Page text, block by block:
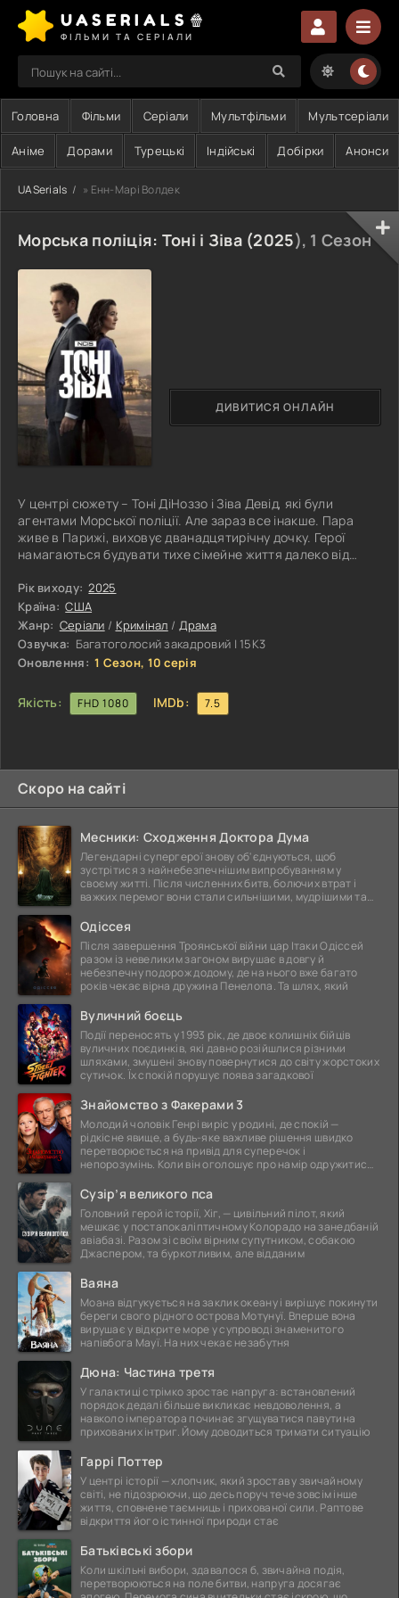
UASERIALS🍿
ФІЛЬМИ ТА СЕРІАЛИ
Головна Фільми Серіали Мультфільми Мультсеріали
Аніме Дорами Турецькі Індійські Добірки Анонси
UASerials » Енн-Марі Волдек
Морська поліція: Тоні і Зіва (2025), 1 Сезон
У центрі сюжету – Тоні ДіНоззо і Зіва Девід, які були
агентами Морської поліції. Але зараз все інакше. Пара
живе в Парижі, виховує дванадцятирічну дочку. Герої
намагаються будувати тихе сімейне життя далеко від
компанія Тоні опиняється в епіцентрі масштабної змови.
Фірму звинувачують у співпраці зі злочинними
структурами, а сім'я раптово стає мішенню для кілерів,
агентів і найманців. Змушені покинути дім і звичне життя,
герої змушені
Рік виходу: 2025
Країна: США
Жанр: Серіали / Кримінал / Драма
Озвучка: Багатоголосий закадровий | 15K3
Оновлення: 1 Сезон, 10 серія
Якість: FHD 1080 IMDb: 7.5
ДИВИТИСЯ ОНЛАЙН
Скоро на сайті
Месники: Сходження Доктора Дума
Легендарні супергерої знову об'єднуються, щоб
зустрітися з найнебезпечнішим випробуванням у
своєму житті. Після численних битв, болючих втрат і
важких перемог вони стали сильнішими, мудрішими та
Одіссея
Після завершення Троянської війни цар Ітаки Одіссей
разом із невеликим загоном вирушає в довгу й
небезпечну подорож додому, де на нього вже багато
років чекає вірна дружина Пенелопа. Та шлях, який
Вуличний боєць
Події переносять у 1993 рік, де двоє колишніх бійців
вуличних поєдинків, які давно розійшлися різними
шляхами, змушені знову повернутися до світу жорстоких
сутичок. Їх спокій порушує поява загадкової
Знайомство з Факерами 3
Молодий чоловік Генрі виріс у родині, де спокій —
рідкісне явище, а будь-яке важливе рішення швидко
перетворюється на привід для суперечок і
непорозумінь. Коли він оголошує про намір одружитися,
Сузір’я великого пса
Головний герой історії, Хіг, — цивільний пілот, який
мешкає у постапокаліптичному Колорадо на занедбаній
авіабазі. Разом зі своїм вірним супутником, собакою
Джаспером, та буркотливим, але відданим
Ваяна
Моана відгукується на заклик океану і вирішує покинути
береги свого рідного острова Мотунуї. Вперше вона
вирушає у відкрите море у супроводі знаменитого
напівбога Мауї. На них чекає незабутня
Дюна: Частина третя
У галактиці стрімко зростає напруга: встановлений
порядок дедалі більше викликає невдоволення, а
навколо імператора починає згущуватися павутина
прихованих інтриг. Йому доводиться тримати ситуацію
Гаррі Поттер
У центрі історії — хлопчик, який зростав у звичайному
світі, не підозрюючи, що десь поруч тече зовсім інше
життя, сповнене таємниць і прихованої сили. Раптове
відкриття його істинної природи стає
Батьківські збори
Коли шкільні вибори, здавалося б, звичайна подія,
перетворюються на поле битви, напруга досягає